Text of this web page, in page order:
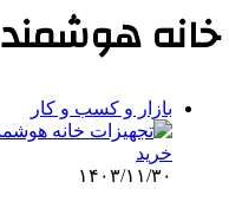
خانه هوشمند
بازار و کسب و کار
۱۴۰۳/۱۱/۳۰